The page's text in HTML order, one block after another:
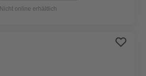
Nicht online erhältlich